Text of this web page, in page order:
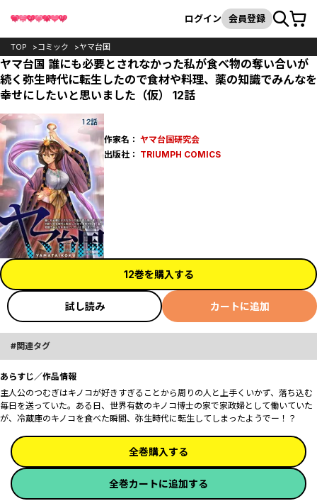
検索
ログイン 会員登録カート
TOP コミック ヤマ台国
ヤマ台国 誰にも必要とされなかった私が食べ物の奪い合いが
続く弥生時代に転生したので食材や料理、薬の知識でみんなを
幸せにしたいと思いました（仮） 12話
作家名： ヤマ台国研究会
出版社： TRIUMPH COMICS
12巻を購入する
試し読み カートに追加
関連タグ
あらすじ／作品情報
主人公のつむぎはキノコが好きすぎることから周りの人と上手くいかず、落ち込む
毎日を送っていた。ある日、世界有数のキノコ博士の家で家政婦として働いていた
が、冷蔵庫のキノコを食べた瞬間、弥生時代に転生してしまったようでー！？
全巻購入する
全巻カートに追加する